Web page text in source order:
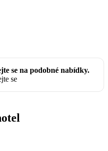
se na podobné nabídky.
se